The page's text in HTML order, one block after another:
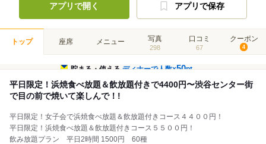
アプリで開く アプリで保存
トップ 座席 メニュー 写真
298
口コミ
67
クーポン
4
貯まる・使えるディナーで人数×50pt
平日限定！浜焼食べ放題＆飲放題付きで4400円〜渋谷センター街
で目の前で焼いて楽しんで！!
平日限定！女子会で浜焼食べ放題＆飲放題付きコース４４００円！
平日限定！浜焼食べ放題＆飲放題付きコース５５００円！
飲み放題プラン 平日2時間 1500円 60種